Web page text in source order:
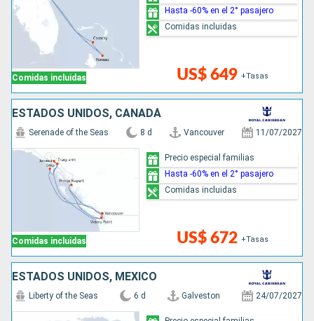
Comidas incluidas US$ 649 +Tasas
Hasta -60% en el 2° pasajero
Comidas incluidas
ESTADOS UNIDOS, CANADÁ
Comidas incluidas
Serenade of the Seas 8 d Vancouver 11/07/2027
US$ 672 +Tasas
Precio especial familias
Hasta -60% en el 2° pasajero
Comidas incluidas
ESTADOS UNIDOS, MÉXICO
Liberty of the Seas 6 d Galveston 24/07/2027